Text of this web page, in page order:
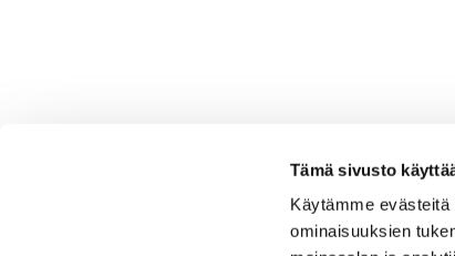
Tämä sivusto
Käytämme
ominaisuuksien